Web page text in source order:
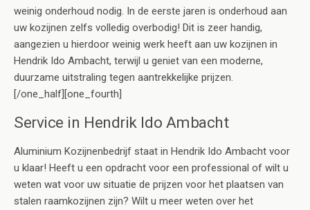
weinig onderhoud nodig. In de eerste jaren is onderhoud aan
uw kozijnen zelfs volledig overbodig! Dit is zeer handig,
aangezien u hierdoor weinig werk heeft aan uw kozijnen in
Hendrik Ido Ambacht, terwijl u geniet van een moderne,
duurzame uitstraling tegen aantrekkelijke prijzen.
[/one_half][one_fourth]
Service in Hendrik Ido Ambacht
Aluminium Kozijnenbedrijf staat in Hendrik Ido Ambacht voor
u klaar! Heeft u een opdracht voor een professional of wilt u
weten wat voor uw situatie de prijzen voor het plaatsen van
stalen raamkozijnen zijn? Wilt u meer weten over het